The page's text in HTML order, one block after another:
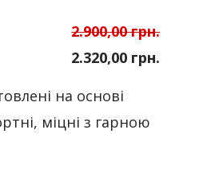
2.900,00 грн.
2.320,00 грн.
на основі
міцні з гарною